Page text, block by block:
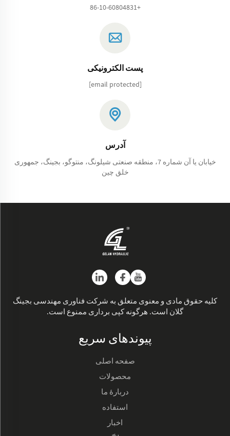
+86-10-60804831
پست الکترونیکی
[email protected]
آدرس
خیابان یا آن شماره 7، منطقه صنعتی شیلونگ، منتوگو، بجینگ، جمهوری
خلق چین
کلیه حقوق مادی و معنوی متعلق به شرکت فناوری مهندسی بجینگ
گلان است. هرگونه کپی برداری ممنوع است.
پیوندهای سریع
صفحه اصلی
محصولات
دربارهٔ ما
استفاده
اخبار